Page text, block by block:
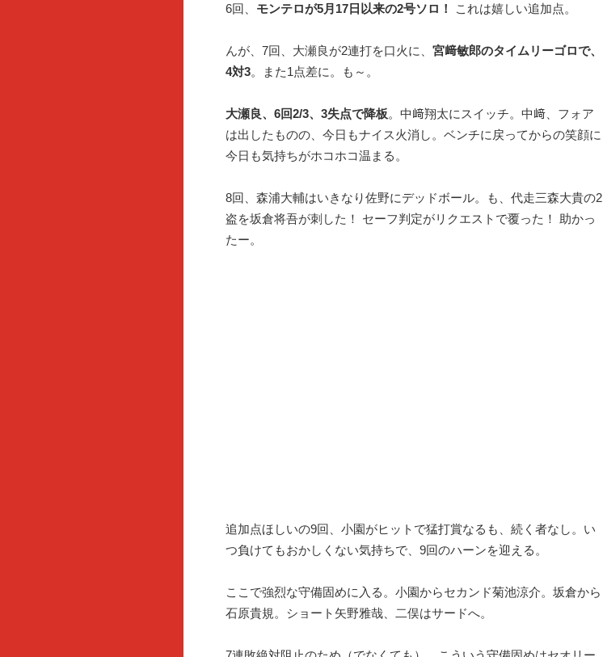
6回、 モンテロが5月17日以来の2号ソロ！ これは嬉しい追加点。
んが、7回、大瀬良が2連打を口火に、 宮﨑敏郎のタイムリーゴロで、
4対3。また1点差に。も～。
大瀬良、6回2/3、3失点で降板。中﨑翔太にスイッチ。中﨑、フォア
は出したものの、今日もナイス火消し。ベンチに戻ってからの笑顔に
今日も気持ちがホコホコ温まる。
8回、森浦大輔はいきなり佐野にデッドボール。も、代走三森大貴の2
盗を坂倉将吾が刺した！ セーフ判定がリクエストで覆った！ 助かっ
たー。
追加点ほしいの9回、小園がヒットで猛打賞なるも、続く者なし。い
つ負けてもおかしくない気持ちで、9回のハーンを迎える。
ここで強烈な守備固めに入る。小園からセカンド菊池涼介。坂倉から
石原貴規。ショート矢野雅哉、二俣はサードへ。